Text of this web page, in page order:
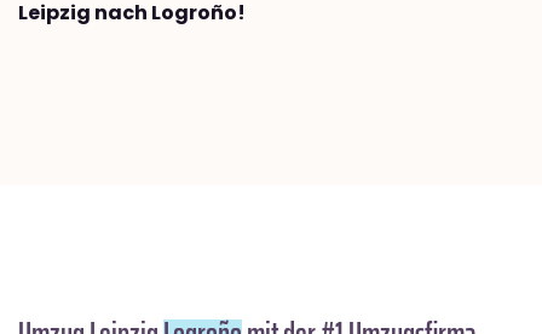
Leipzig nach Logroño!